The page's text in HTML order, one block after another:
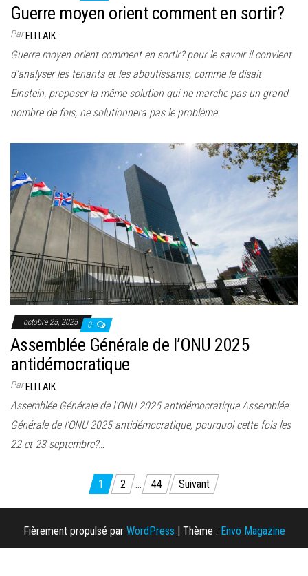
Guerre moyen orient comment en sortir?
ParELI LAIK
Guerre moyen orient comment en sortir? pour le savoir il convient
d’analyser les tenants et les aboutissants, comme le disait
Einstein, proposer la même solution qui ne marche pas un grand
nombre de fois, ne solutionnera pas le problème.
octobre 25, 2025 0
Assemblée Générale de l’ONU 2025
antidémocratique
ParELI LAIK
Assemblée Générale de l’ONU 2025 antidémocratique Assemblée
Générale de l’ONU 2025 antidémocratique, pourquoi cette fois les
22 et 23 septembre?…
Pagination
des
publications
1 2 … 44 Suivant
Fièrement propulsé par WordPress | Thème : Envo Magazine